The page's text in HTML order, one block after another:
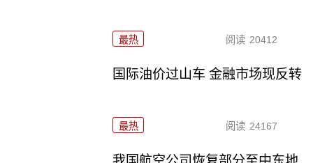
最热 阅读 20412
国际油价过山车 金融市场现反转
最热 阅读 24167